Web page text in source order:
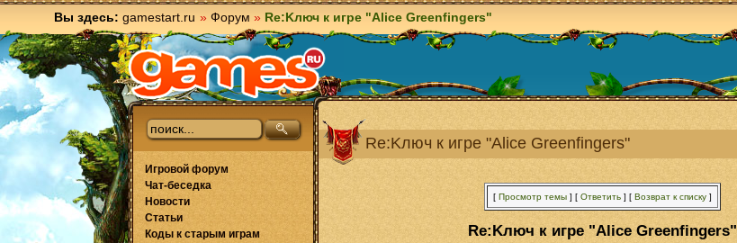
Вы здесь: gamestart.ru » Форум » Re:Kлюч к игре "Alice Greenfingers"
Re:Kлюч к игре "Alice Greenfingers"
[ Просмотр темы] [ Ответить] [ Возврат к списку]
Re:Kлюч к игре "Alice Greenfingers"
Игровой форум
Чат-беседка
Новости
Статьи
Коды к старым играм